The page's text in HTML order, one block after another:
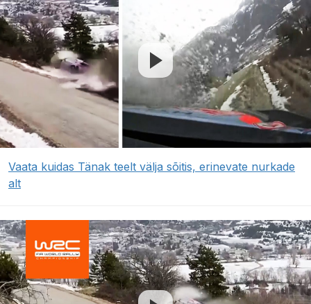
Vaata kuidas Tänak teelt välja sõitis, erinevate nurkade
alt